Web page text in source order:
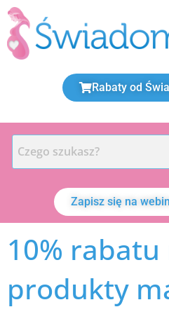
Przejdź
do
treści
Rabaty od
Zapisz się na
10% rabatu
produkty